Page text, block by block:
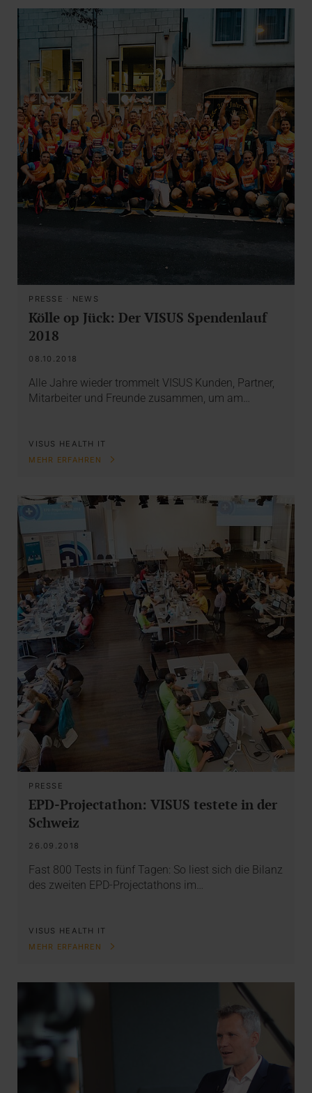
PRESSE · NEWS
Kölle op Jück: Der VISUS Spendenlauf
2018
08.10.2018
Alle Jahre wieder trommelt VISUS Kunden, Partner,
Mitarbeiter und Freunde zusammen, um am…
VISUS HEALTH IT
MEHR ERFAHREN
PRESSE
EPD-Projectathon: VISUS testete in der
Schweiz
26.09.2018
Fast 800 Tests in fünf Tagen: So liest sich die Bilanz
des zweiten EPD-Projectathons im…
VISUS HEALTH IT
MEHR ERFAHREN